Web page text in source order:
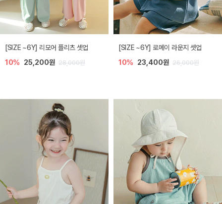
[SIZE ~6Y] 리모어 플리츠 셋업
10% 25,200원 28,000원
[SIZE ~6Y] 로메이 라운지 셋업
10% 23,400원 26,000원